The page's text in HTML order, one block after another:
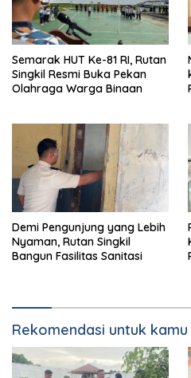
Semarak HUT Ke-81 RI, Rutan
Singkil Resmi Buka Pekan
Olahraga Warga Binaan
Demi Pengunjung yang Lebih
Nyaman, Rutan Singkil
Bangun Fasilitas Sanitasi
Rekomendasi untuk kamu